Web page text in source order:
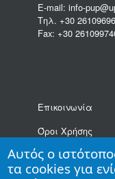
E-mail: info-
Τηλ. +30
Fax: +30
Επικοινωνία
Όροι Χρήσης
Πολιτική
Χαρακτήρα
Αυτός ο
τα cookies για